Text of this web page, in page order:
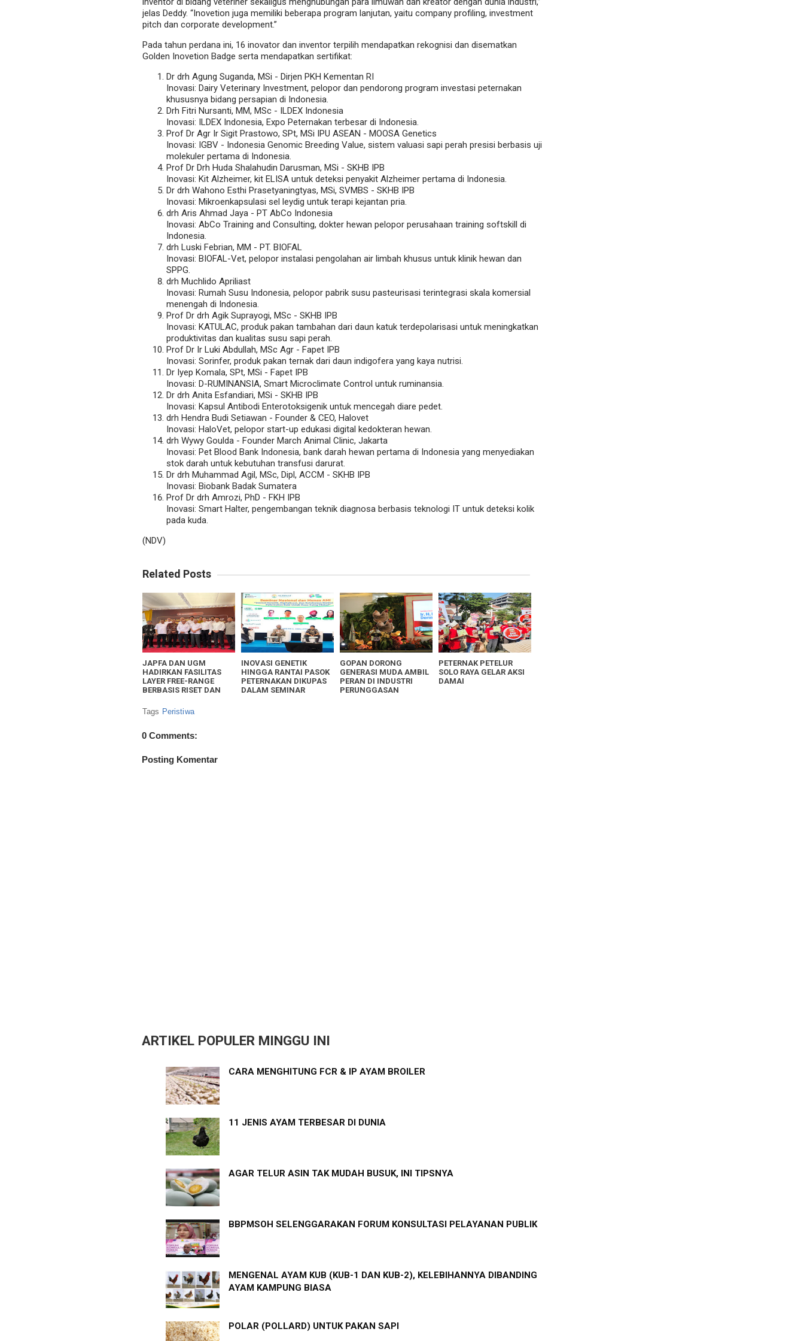
jelas Deddy. “Inovetion juga memiliki beberapa program lanjutan, yaitu company profiling, investment
pitch dan corporate development.”
Pada tahun perdana ini, 16 inovator dan inventor terpilih mendapatkan rekognisi dan disematkan
Golden Inovetion Badge serta mendapatkan sertifikat:
Dr drh Agung Suganda, MSi - Dirjen PKH Kementan RI
Inovasi: Dairy Veterinary Investment, pelopor dan pendorong program investasi peternakan
khususnya bidang persapian di Indonesia.
Drh Fitri Nursanti, MM, MSc - ILDEX Indonesia
Inovasi: ILDEX Indonesia, Expo Peternakan terbesar di Indonesia.
Prof Dr Agr Ir Sigit Prastowo, SPt, MSi IPU ASEAN - MOOSA Genetics
Inovasi: IGBV - Indonesia Genomic Breeding Value, sistem valuasi sapi perah presisi berbasis uji
molekuler pertama di Indonesia.
Prof Dr Drh Huda Shalahudin Darusman, MSi - SKHB IPB
Inovasi: Kit Alzheimer, kit ELISA untuk deteksi penyakit Alzheimer pertama di Indonesia.
Dr drh Wahono Esthi Prasetyaningtyas, MSi, SVMBS - SKHB IPB
Inovasi: Mikroenkapsulasi sel leydig untuk terapi kejantan pria.
drh Aris Ahmad Jaya - PT AbCo Indonesia
Inovasi: AbCo Training and Consulting, dokter hewan pelopor perusahaan training softskill di
Indonesia.
drh Luski Febrian, MM - PT. BIOFAL
Inovasi: BIOFAL-Vet, pelopor instalasi pengolahan air limbah khusus untuk klinik hewan dan
SPPG.
drh Muchlido Apriliast
Inovasi: Rumah Susu Indonesia, pelopor pabrik susu pasteurisasi terintegrasi skala komersial
menengah di Indonesia.
Prof Dr drh Agik Suprayogi, MSc - SKHB IPB
Inovasi: KATULAC, produk pakan tambahan dari daun katuk terdepolarisasi untuk meningkatkan
produktivitas dan kualitas susu sapi perah.
Prof Dr Ir Luki Abdullah, MSc Agr - Fapet IPB
Inovasi: Sorinfer, produk pakan ternak dari daun indigofera yang kaya nutrisi.
Dr Iyep Komala, SPt, MSi - Fapet IPB
Inovasi: D-RUMINANSIA, Smart Microclimate Control untuk ruminansia.
Dr drh Anita Esfandiari, MSi - SKHB IPB
Inovasi: Kapsul Antibodi Enterotoksigenik untuk mencegah diare pedet.
drh Hendra Budi Setiawan - Founder & CEO, Halovet
Inovasi: HaloVet, pelopor start-up edukasi digital kedokteran hewan.
drh Wywy Goulda - Founder March Animal Clinic, Jakarta
Inovasi: Pet Blood Bank Indonesia, bank darah hewan pertama di Indonesia yang menyediakan
stok darah untuk kebutuhan transfusi darurat.
Dr drh Muhammad Agil, MSc, Dipl, ACCM - SKHB IPB
Inovasi: Biobank Badak Sumatera
Prof Dr drh Amrozi, PhD - FKH IPB
Inovasi: Smart Halter, pengembangan teknik diagnosa berbasis teknologi IT untuk deteksi kolik
pada kuda.
(NDV)
Related Posts
JAPFA DAN UGM
HADIRKAN FASILITAS
LAYER FREE-RANGE
BERBASIS RISET DAN
HEWAN
INOVASI GENETIK
HINGGA RANTAI PASOK
PETERNAKAN DIKUPAS
DALAM SEMINAR
GOPAN DORONG
GENERASI MUDA AMBIL
PERAN DI INDUSTRI
PERUNGGASAN
PETERNAK PETELUR
SOLO RAYA GELAR AKSI
DAMAI
Tags Peristiwa
0 Comments:
Posting Komentar
ARTIKEL POPULER MINGGU INI
CARA MENGHITUNG FCR & IP AYAM BROILER
11 JENIS AYAM TERBESAR DI DUNIA
AGAR TELUR ASIN TAK MUDAH BUSUK, INI TIPSNYA
BBPMSOH SELENGGARAKAN FORUM KONSULTASI PELAYANAN PUBLIK
MENGENAL AYAM KUB (KUB-1 DAN KUB-2), KELEBIHANNYA DIBANDING
AYAM KAMPUNG BIASA
POLAR (POLLARD) UNTUK PAKAN SAPI